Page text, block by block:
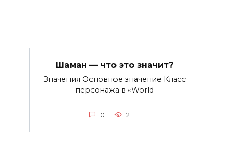
Шаман — что это значит?
Значения Основное значение Класс
персонажа в «World
0 2